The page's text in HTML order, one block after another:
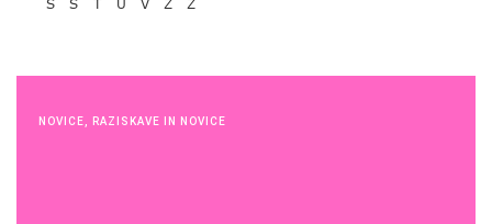
S
Š T U V Z Ž
NOVICE RAZISKAVE IN NOVICE